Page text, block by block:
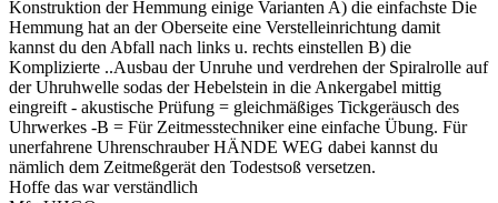
Konstruktion der Hemmung einige Varianten A) die einfachste Die
Hemmung hat an der Oberseite eine Verstelleinrichtung damit
kannst du den Abfall nach links u. rechts einstellen B) die
Komplizierte ..Ausbau der Unruhe und verdrehen der Spiralrolle auf
der Uhruhwelle sodas der Hebelstein in die Ankergabel mittig
eingreift - akustische Prüfung = gleichmäßiges Tickgeräusch des
Uhrwerkes -B = Für Zeitmesstechniker eine einfache Übung. Für
unerfahrene Uhrenschrauber HÄNDE WEG dabei kannst du
nämlich dem Zeitmeßgerät den Todestsoß versetzen.
Hoffe das war verständlich